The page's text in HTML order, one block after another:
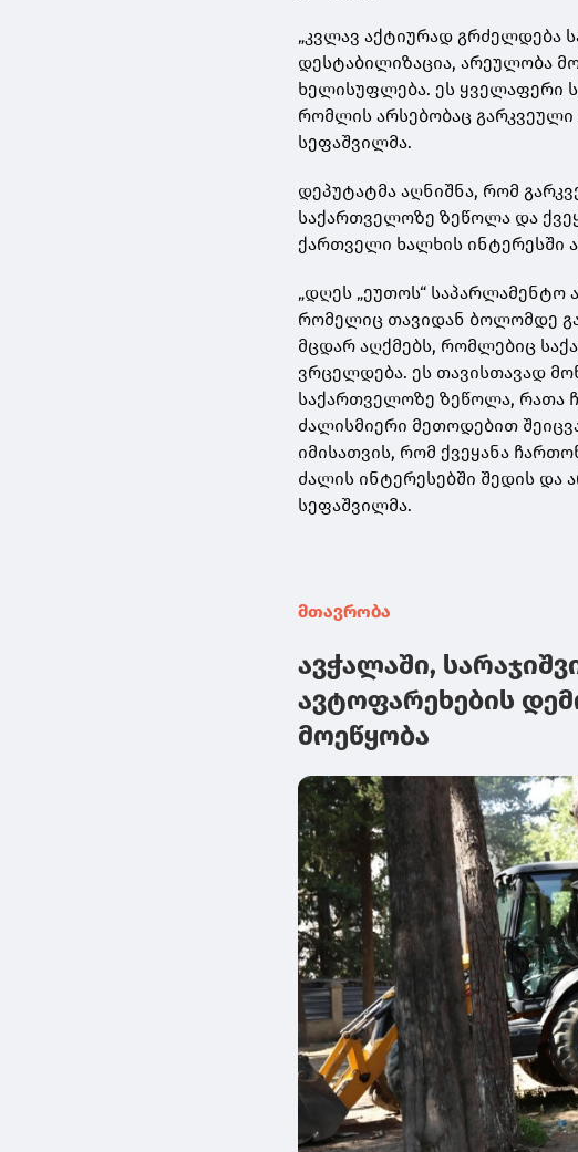
„კვლავ აქტიურად გრძელდება
დესტაბილიზაცია, არეულობა
ხელისუფლება. ეს ყველაფერი
რომლის არსებობაც
სეფაშვილმა.
დეპუტატმა აღნიშნა, რომ
საქართველოზე ზეწოლა და
ქართველი ხალხის ინტერესში
„დღეს „ეუთოს“ საპარლამენტო
რომელიც თავიდან ბოლომდე
მცდარ აღქმებს, რომლებიც
ვრცელდება. ეს თავისთავად
საქართველოზე ზეწოლა, რათა
ძალისმიერი მეთოდებით
იმისათვის, რომ ქვეყანა
ძალის ინტერესებში შედის და
სეფაშვილმა.
მთავრობა
ავჭალაში,
ავტოფარეხების
მოეწყობა